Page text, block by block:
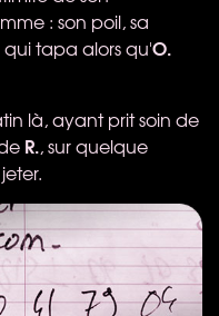
: son poil, sa
qui tapa alors qu'O.
là, ayant prit soin de
R., sur quelque